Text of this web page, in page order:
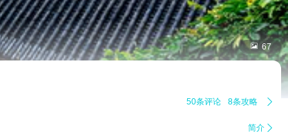
 67
50条评论 8条攻略 
简介 